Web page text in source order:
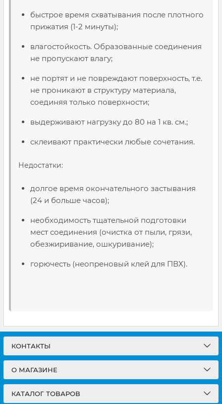
быстрое время схватывания после плотного
прижатия (1-2 минуты);
влагостойкость. Образованные соединения
не пропускают влагу;
не портят и не повреждают поверхность, т.е.
не проникают в структуру материала,
соединяя только поверхности;
выдерживают нагрузку до 80 на 1 кв. см.;
склеивают практически любые сочетания.
Недостатки:
долгое время окончательного застывания
(24 и больше часов);
необходимость тщательной подготовки
мест соединения (очистка от пыли, грязи,
обезжиривание, ошкуривание);
горючесть (неопреновый клей для ПВХ).
КОНТАКТЫ
О МАГАЗИНЕ
КАТАЛОГ ТОВАРОВ